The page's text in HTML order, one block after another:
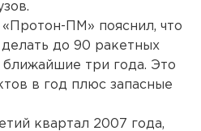
ПМ» пояснил, что
до 90 ракетных
три года. Это
в год плюс запасные
квартал 2007 года,